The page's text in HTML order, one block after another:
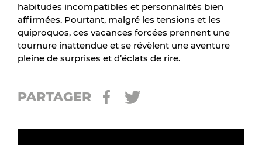
habitudes incompatibles et personnalités bien
affirmées. Pourtant, malgré les tensions et les
quiproquos, ces vacances forcées prennent une
tournure inattendue et se révèlent une aventure
pleine de surprises et d’éclats de rire.
PARTAGER